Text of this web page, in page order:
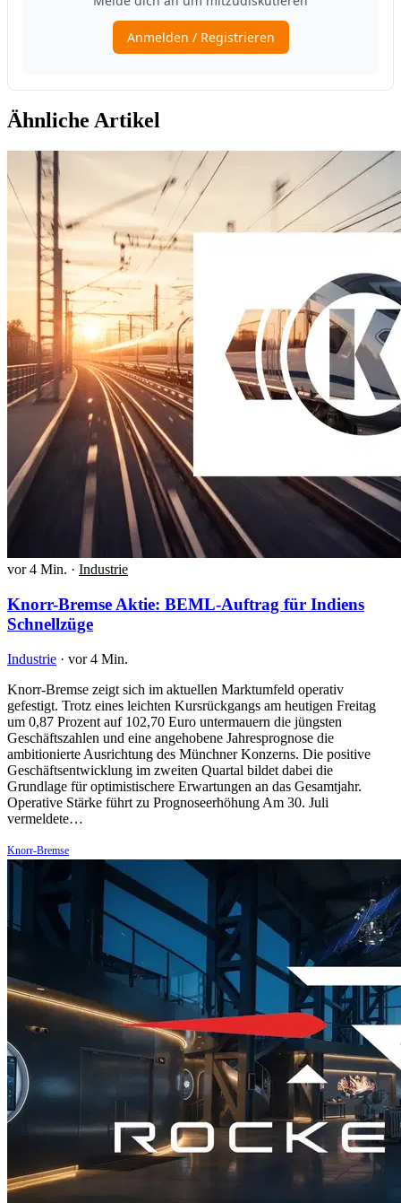
Ähnliche Artikel
vor 4 Min. · Industrie
Knorr-Bremse Aktie: BEML-Auftrag für Indiens
Schnellzüge
Industrie · vor 4 Min.
Knorr-Bremse zeigt sich im aktuellen Marktumfeld operativ
gefestigt. Trotz eines leichten Kursrückgangs am heutigen Freitag
um 0,87 Prozent auf 102,70 Euro untermauern die jüngsten
Geschäftszahlen und eine angehobene Jahresprognose die
ambitionierte Ausrichtung des Münchner Konzerns. Die positive
Geschäftsentwicklung im zweiten Quartal bildet dabei die
Grundlage für optimistischere Erwartungen an das Gesamtjahr.
Operative Stärke führt zu Prognoseerhöhung Am 30. Juli
vermeldete…
Knorr-Bremse